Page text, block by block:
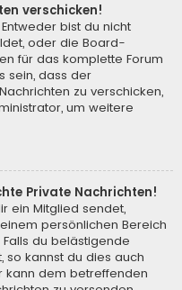
verschicken!
bist du nicht
oder die Board-
für das komplette Forum
sein, dass der
zu verschicken,
um weitere
Private Nachrichten!
ein Mitglied sendet,
persönlichen Bereich
du belästigende
so kannst du dies auch
kann dem betreffenden